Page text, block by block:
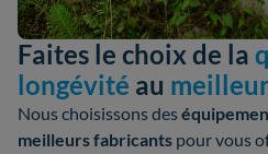
Faites le choix de la
longévité au
Nous choisissons des
meilleurs fabricants pour vous